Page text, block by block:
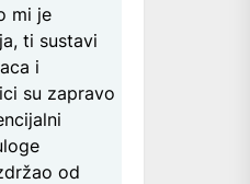
mi je
ti sustavi
i
su zapravo
od